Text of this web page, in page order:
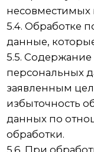
персональных данных.
8.1. Оператор
возможные меры,
персональным
лиц.
никогда, ни при каких
переданы третьим
действующего
если субъектом
согласие Оператору